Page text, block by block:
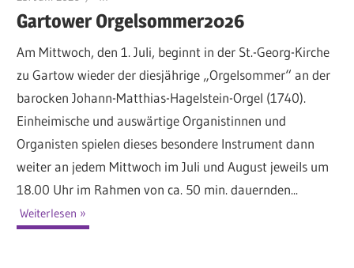
Gartower Orgelsommer2026
Am Mittwoch, den 1. Juli, beginnt in der St.-Georg-Kirche
zu Gartow wieder der diesjährige „Orgelsommer“ an der
barocken Johann-Matthias-Hagelstein-Orgel (1740).
Einheimische und auswärtige Organistinnen und
Organisten spielen dieses besondere Instrument dann
weiter an jedem Mittwoch im Juli und August jeweils um
18.00 Uhr im Rahmen von ca. 50 min. dauernden...
Weiterlesen